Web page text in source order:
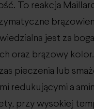
To reakcja
jest za
oraz brązowy
pieczenia lub
redukującymi a
przy wysokiej